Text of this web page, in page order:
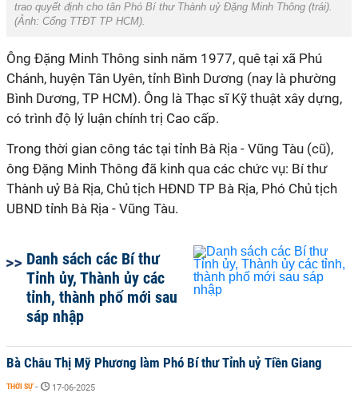
trao quyết định cho tân Phó Bí thư Thành uỷ Đặng Minh Thông (trái).
(Ảnh: Cổng TTĐT TP HCM).
Ông Đặng Minh Thông sinh năm 1977, quê tại xã Phú
Chánh, huyện Tân Uyên, tỉnh Bình Dương (nay là phường
Bình Dương, TP HCM). Ông là Thạc sĩ Kỹ thuật xây dựng,
có trình độ lý luận chính trị Cao cấp.
Trong thời gian công tác tại tỉnh Bà Rịa - Vũng Tàu (cũ),
ông Đặng Minh Thông đã kinh qua các chức vụ: Bí thư
Thành uỷ Bà Rịa, Chủ tịch HĐND TP Bà Rịa, Phó Chủ tịch
UBND tỉnh Bà Rịa - Vũng Tàu.
Danh sách các Bí thư
Tỉnh ủy, Thành ủy các
tỉnh, thành phố mới sau
sáp nhập
Bà Châu Thị Mỹ Phương làm Phó Bí thư Tỉnh uỷ Tiền Giang
THỜI SỰ - 17-06-2025